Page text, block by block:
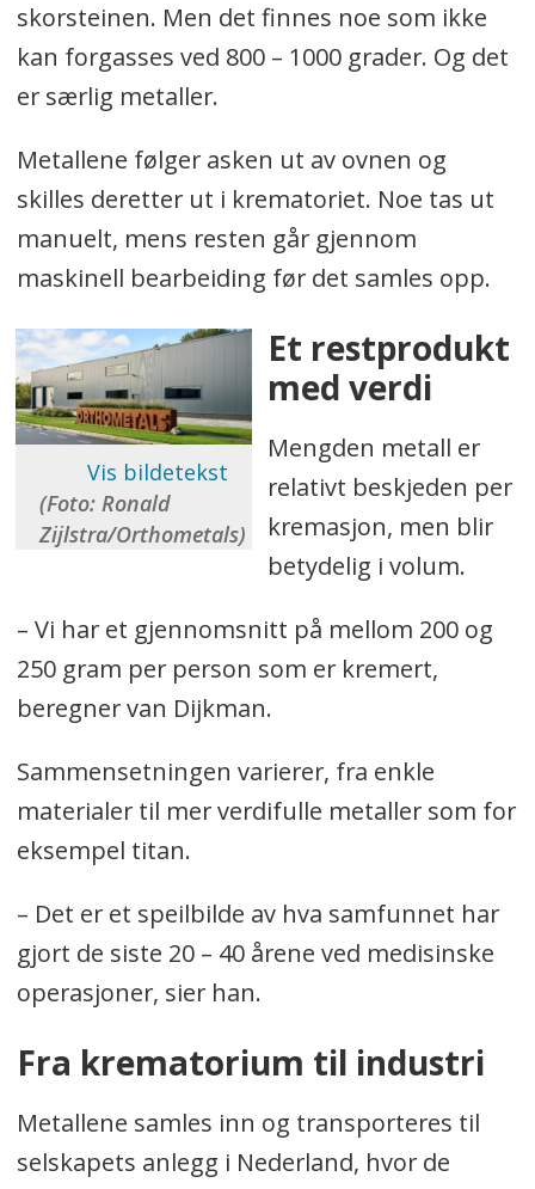
skorsteinen. Men det finnes noe som ikke
kan forgasses ved 800 – 1000 grader. Og det
er særlig metaller.
Metallene følger asken ut av ovnen og
skilles deretter ut i krematoriet. Noe tas ut
manuelt, mens resten går gjennom
maskinell bearbeiding før det samles opp.
(Foto: Ronald
Zijlstra/Orthometals)
Et restprodukt
med verdi
Mengden metall er
relativt beskjeden per
kremasjon, men blir
betydelig i volum.
– Vi har et gjennomsnitt på mellom 200 og
250 gram per person som er kremert,
beregner van Dijkman.
Sammensetningen varierer, fra enkle
materialer til mer verdifulle metaller som for
eksempel titan.
– Det er et speilbilde av hva samfunnet har
gjort de siste 20 – 40 årene ved medisinske
operasjoner, sier han.
Fra krematorium til industri
Metallene samles inn og transporteres til
selskapets anlegg i Nederland, hvor de